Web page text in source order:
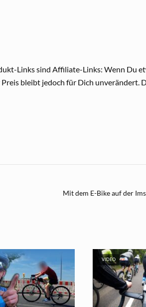
Links sind Affiliate-Links: Wenn Du
bleibt jedoch für Dich unverändert.
Mit dem E-Bike auf der
VIDEO